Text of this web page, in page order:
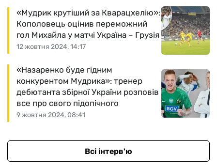
12 жовтня 2024, 14:17
«Мудрик крутіший за Кварацхелію»:
Кополовець оцінив переможний
гол Михайла у матчі Україна – Грузія
9 жовтня 2024, 08:41
«Назаренко буде гідним
конкурентом Мудрика»: тренер
дебютанта збірної України розповів
все про свого підопічного
Всі інтерв'ю